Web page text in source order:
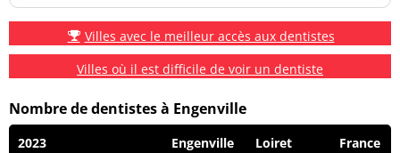
Villes avec le meilleur accès aux dentistes
Villes où il est difficile de voir un dentiste
Nombre de dentistes à Engenville
2023 Engenville Loiret France